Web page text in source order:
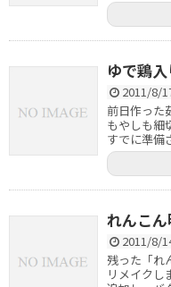
ゆで鶏
2011/8/
前日作った
もやしも細
すでに準備
れんこん
2011/8/
残った「れ
リメイクし